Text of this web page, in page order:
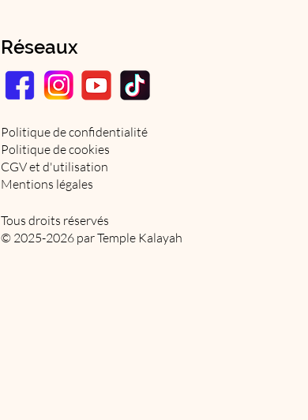
Réseaux
Politique de confidentialité
Politique de cookies
CGV et d'utilisation
Mentions légales
Tous droits réservés
© 2025-2026 par Temple Kalayah